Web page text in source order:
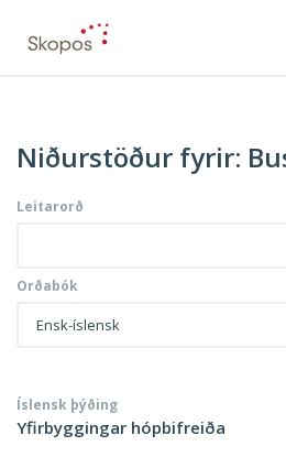
Niðurstöður fyrir:
Leitarorð
Orðabók
Ensk-íslensk
Íslensk þýðing
Yfirbyggingar hópbifreiða